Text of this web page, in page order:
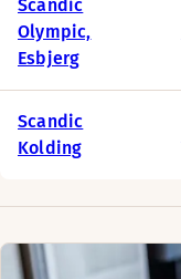
Scandic
Olympic,
Esbjerg
Scandic
Kolding